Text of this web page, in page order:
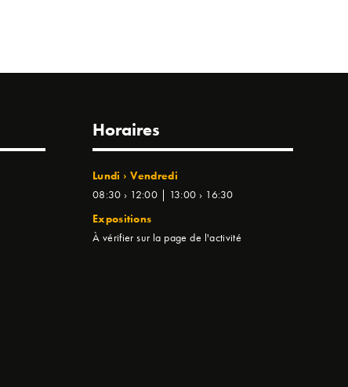
Horaires
Lundi › Vendredi
08:30 › 12:00 | 13:00 › 16:30
Expositions
À vérifier sur la page de l'activité